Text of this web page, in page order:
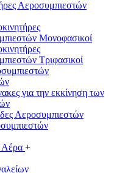
Αεροσυμπιεστών
Μονοφασικοί
Τριφασικοί
για την εκκίνηση των
Αεροσυμπιεστών
Αέρα +